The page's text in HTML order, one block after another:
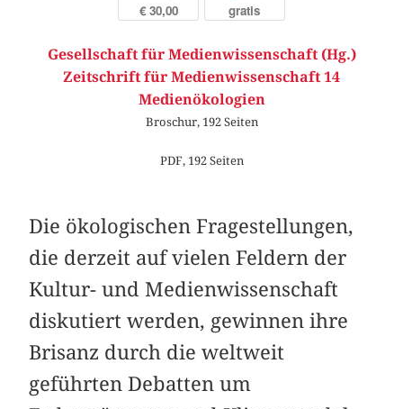
€ 30,00 gratis
Gesellschaft für Medienwissenschaft (Hg.)
Zeitschrift für Medienwissenschaft 14
Medienökologien
Broschur, 192 Seiten
PDF, 192 Seiten
Die ökologischen Fragestellungen,
die derzeit auf vielen Feldern der
Kultur- und Medienwissenschaft
diskutiert werden, gewinnen ihre
Brisanz durch die weltweit
geführten Debatten um